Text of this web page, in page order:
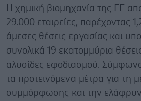
Η χημική βιομηχανία της ΕΕ
29.000 εταιρείες, παρέχοντας
άμεσες θέσεις εργασίας και
συνολικά 19 εκατομμύρια
αλυσίδες εφοδιασμού.
τα προτεινόμενα μέτρα για τη
συμμόρφωσης και την